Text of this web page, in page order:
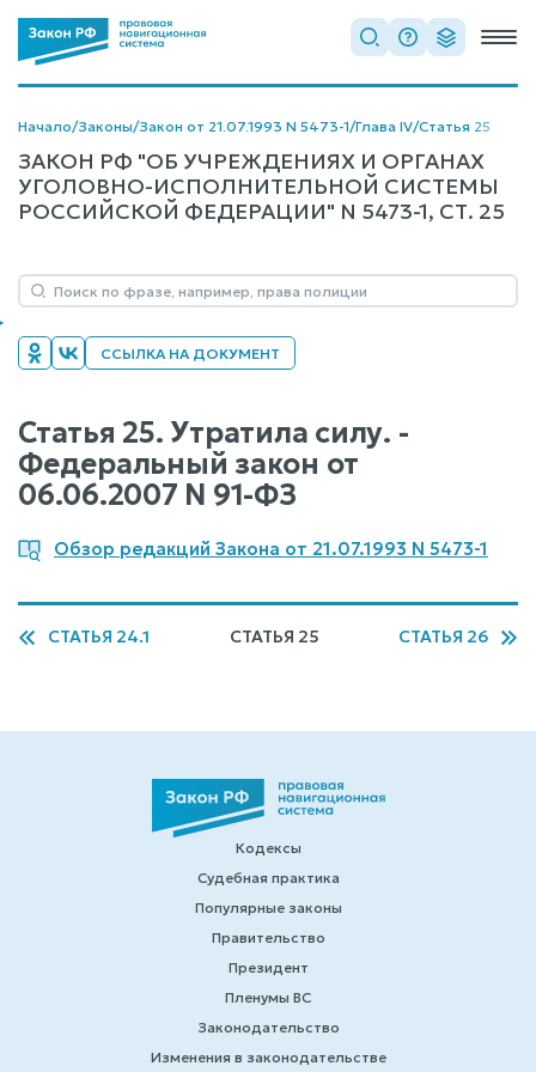
Начало/Законы/Закон от 21.07.1993 N 5473-1/Глава IV/Статья 25
ЗАКОН РФ "ОБ УЧРЕЖДЕНИЯХ И ОРГАНАХ
УГОЛОВНО-ИСПОЛНИТЕЛЬНОЙ СИСТЕМЫ
РОССИЙСКОЙ ФЕДЕРАЦИИ" N 5473-1, СТ. 25
ССЫЛКА НА ДОКУМЕНТ
Статья 25. Утратила силу. -
Федеральный закон от
06.06.2007 N 91-ФЗ
Обзор редакций Закона от 21.07.1993 N 5473-1
СТАТЬЯ 24.1 СТАТЬЯ 25 СТАТЬЯ 26
Кодексы
Судебная практика
Популярные законы
Правительство
Президент
Пленумы ВС
Законодательство
Изменения в законодательстве